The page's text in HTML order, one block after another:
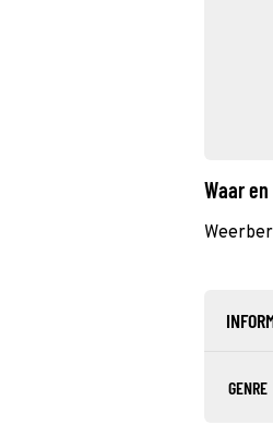
Waar
GENRE